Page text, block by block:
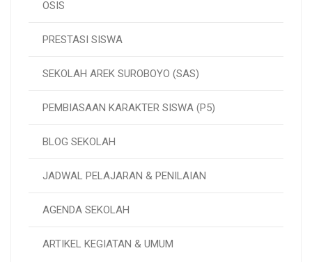
OSIS
PRESTASI SISWA
SEKOLAH AREK SUROBOYO (SAS)
PEMBIASAAN KARAKTER SISWA (P5)
BLOG SEKOLAH
JADWAL PELAJARAN & PENILAIAN
AGENDA SEKOLAH
ARTIKEL KEGIATAN & UMUM